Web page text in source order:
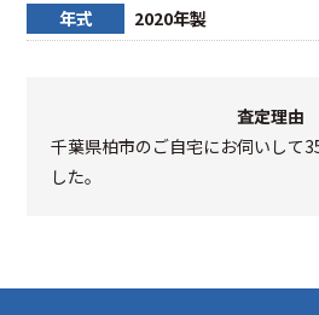
年式 2020年製
査定理由
千葉県柏市のご自宅にお伺いして
した。